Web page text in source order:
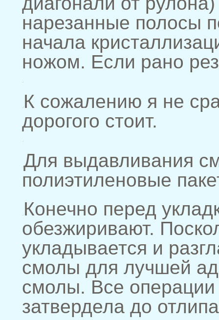
нарезанные полосы
начала
ножом. Если рано
К сожалению я не
дорогого стоит.
Для выдавливания
полиэтиленовые
Конечно перед
обезжиривают.
укладывается и
смолы для лучшей
смолы. Все
затвердела до